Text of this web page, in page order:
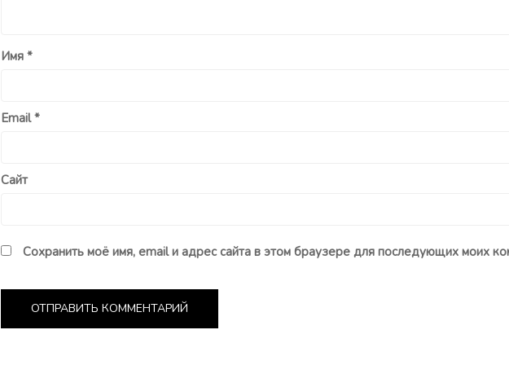
Имя *
Email*
Сайт
Сохранить моё имя, email и адрес сайта в этом браузере для последующих моих